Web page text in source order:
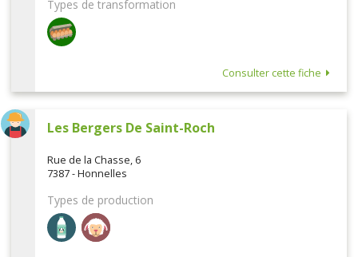
Types de transformation
Consulter cette fiche
Les Bergers De Saint-Roch
Rue de la Chasse, 6
7387 - Honnelles
Types de production